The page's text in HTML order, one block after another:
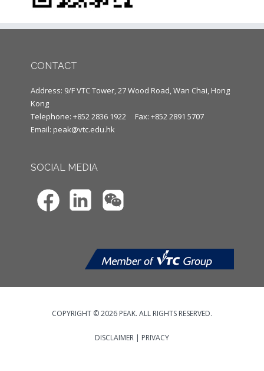
CONTACT
Address: 9/F VTC Tower, 27 Wood Road, Wan Chai, Hong
Kong
Telephone: +852 2836 1922
Fax: +852 2891 5707
Email: peak@vtc.edu.hk
SOCIAL MEDIA
COPYRIGHT © 2026 PEAK. ALL RIGHTS RESERVED.
DISCLAIMER | PRIVACY